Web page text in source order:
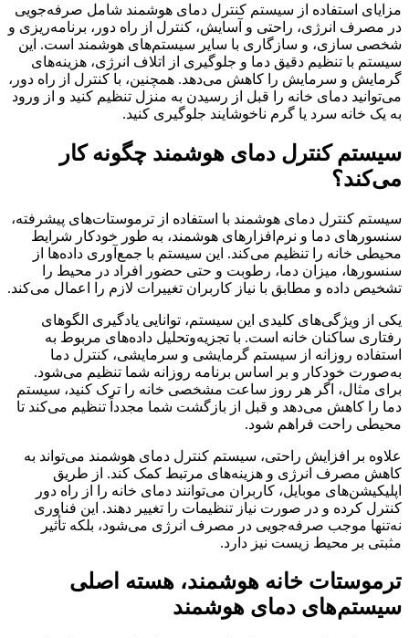
مزایای استفاده از سیستم کنترل دمای هوشمند شامل صرفه‌جویی
در مصرف انرژی، راحتی و آسایش، کنترل از راه دور، برنامه‌ریزی و
شخصی ‌سازی، و سازگاری با سایر سیستم‌های هوشمند است. این
سیستم با تنظیم دقیق دما و جلوگیری از اتلاف انرژی، هزینه‌های
گرمایش و سرمایش را کاهش می‌دهد. همچنین، با کنترل از راه دور،
می‌توانید دمای خانه را قبل از رسیدن به منزل تنظیم کنید و از ورود
به یک خانه سرد یا گرم ناخوشایند جلوگیری کنید.
سیستم کنترل دمای هوشمند چگونه کار
می‌کند؟
سیستم کنترل دمای هوشمند با استفاده از ترموستات‌های پیشرفته،
سنسورهای دما و نرم‌افزارهای هوشمند، به طور خودکار شرایط
محیطی خانه را تنظیم می‌کند. این سیستم با جمع‌آوری داده‌ها از
سنسورها، میزان دما، رطوبت و حتی حضور افراد در محیط را
تشخیص داده و مطابق با نیاز کاربران تغییرات لازم را اعمال می‌کند.
یکی از ویژگی‌های کلیدی این سیستم، توانایی یادگیری الگوهای
رفتاری ساکنان خانه است. با تجزیه‌وتحلیل داده‌های مربوط به
استفاده روزانه از سیستم گرمایشی و سرمایشی، کنترل دما
به‌صورت خودکار و بر اساس برنامه روزانه شما تنظیم می‌شود.
برای مثال، اگر هر روز ساعت مشخصی خانه را ترک کنید، سیستم
دما را کاهش می‌دهد و قبل از بازگشت شما مجدداً تنظیم می‌کند تا
محیطی راحت فراهم شود.
علاوه بر افزایش راحتی، سیستم کنترل دمای هوشمند می‌تواند به
کاهش مصرف انرژی و هزینه‌های مرتبط کمک کند. از طریق
اپلیکیشن‌های موبایل، کاربران می‌توانند دمای خانه را از راه دور
کنترل کرده و در صورت نیاز تنظیمات را تغییر دهند. این فناوری
نه‌تنها موجب صرفه‌جویی در مصرف انرژی می‌شود، بلکه تأثیر
مثبتی بر محیط‌ زیست نیز دارد.
ترموستات خانه هوشمند، هسته اصلی
سیستم‌های دمای هوشمند